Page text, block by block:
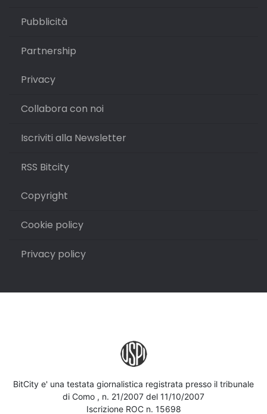
Pubblicità
Partnership
Privacy
Collabora con noi
Iscriviti alla Newsletter
RSS Bitcity
Copyright
Cookie policy
Privacy policy
BitCity e' una testata giornalistica registrata presso il tribunale
di Como , n. 21/2007 del 11/10/2007
Iscrizione ROC n. 15698